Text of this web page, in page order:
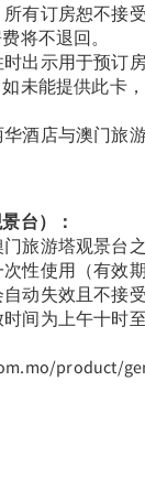
有订房恕不接
将不退回。
出示用于预订
未能提供此卡
酒店与澳门旅
台）：
旅游塔观景台之
性使用（有效期
动失效且不接受
间为上午十时至
product/